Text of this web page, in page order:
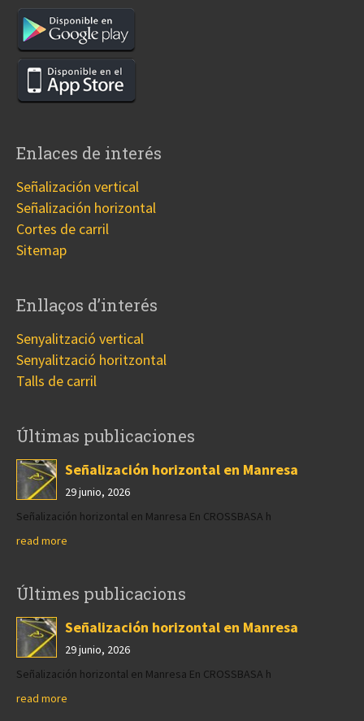
Enlaces de interés
Señalización vertical
Señalización horizontal
Cortes de carril
Sitemap
Enllaços d’interés
Senyalització vertical
Senyalització horitzontal
Talls de carril
Últimas publicaciones
Señalización horizontal en Manresa
29 junio, 2026
Señalización horizontal en Manresa En CROSSBASA h
read more
Últimes publicacions
Señalización horizontal en Manresa
29 junio, 2026
Señalización horizontal en Manresa En CROSSBASA h
read more